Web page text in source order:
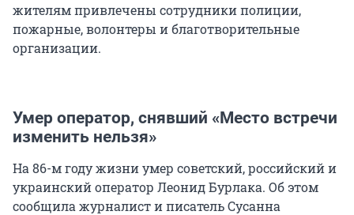
жителям привлечены сотрудники полиции,
пожарные, волонтеры и благотворительные
организации.
Умер оператор, снявший «Место встречи
изменить нельзя»
На 86-м году жизни умер советский, российский и
украинский оператор Леонид Бурлака. Об этом
сообщила журналист и писатель Сусанна